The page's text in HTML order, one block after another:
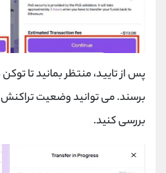
پس از تایید، منتظر بمانید تا
برسند. می توانید وضعیت تراکنش
بررسی کنید.